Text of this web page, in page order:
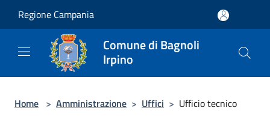
Regione Campania
Comune di Bagnoli
Irpino
Home > Amministrazione > Uffici > Ufficio tecnico